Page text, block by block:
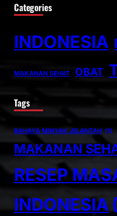
Categories
INDONESIA
MAKANAN SEHAT OBAT
Tags
BAHAYA MINYAK JELANTAH (1)
MAKANAN
RESEP
INDONESIA